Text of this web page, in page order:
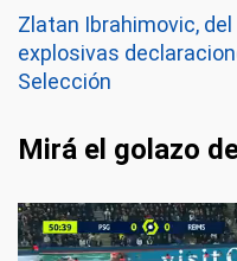
Zlatan Ibrahimovic,
explosivas
Selección
Mirá el golazo